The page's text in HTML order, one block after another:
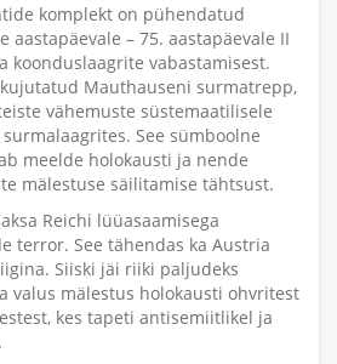
komplekt on pühendatud
aastapäevale – 75. aastapäevale II
koonduslaagrite vabastamisest.
Mauthauseni surmatrepp,
vähemuste süstemaatilisele
See sümboolne
meelde holokausti ja nende
mälestuse säilitamise tähtsust.
Reichi lüüasaamisega
terror. See tähendas ka Austria
Siiski jäi riiki paljudeks
valus mälestus holokausti ohvritest
kes tapeti antisemiitlikel ja